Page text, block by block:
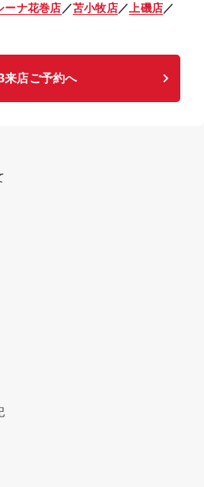
ーナ花巻店 ／苫小牧店／ 上磯店／
来店ご予約へ